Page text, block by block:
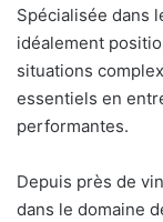
Spécialisée dans
idéalement
situations
essentiels en
performantes.
Depuis près de
dans le domaine